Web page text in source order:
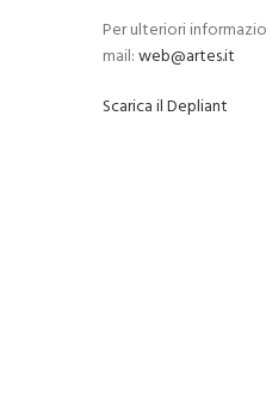
Per ulteriori
mail:web@artes.it
Scarica il Depliant